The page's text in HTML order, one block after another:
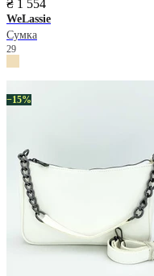
₴ 1 554
WeLassie
Сумка
29
−15%